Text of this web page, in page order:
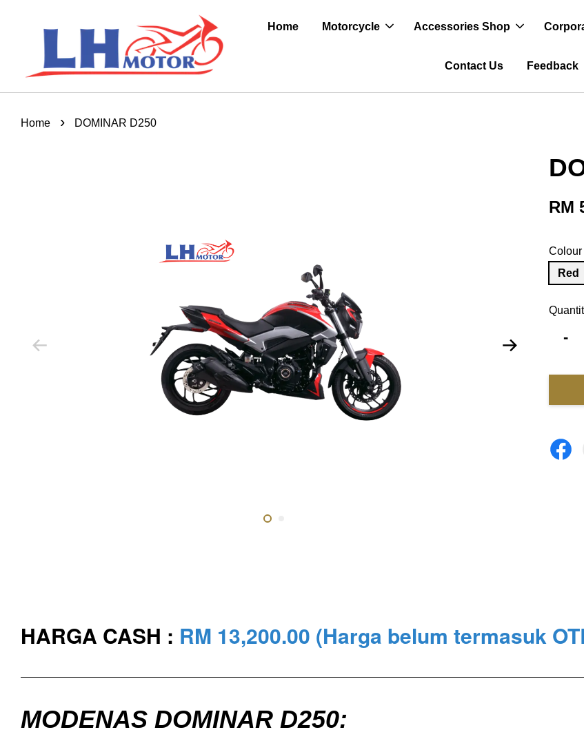
Home Motorcycle Accessories Shop
Contact Us Feedback
Home › DOMINAR D250
RM
Colour
Red
-
HARGA CASH : RM 13,200.00 (Harga belum termasuk
MODENAS DOMINAR D250: